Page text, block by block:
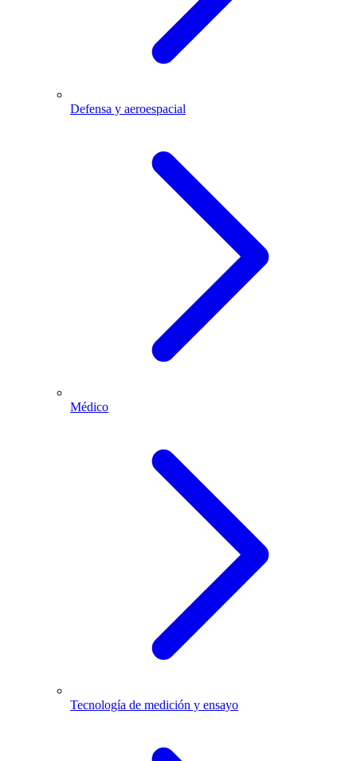
Defensa y aeroespacial
Médico
Tecnología de medición y ensayo